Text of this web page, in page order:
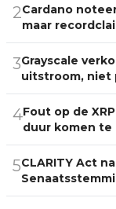
2Cardano
maar
3Grayscale
uitstroom, niet
4Fout op de
duur komen te
5CLARITY Act